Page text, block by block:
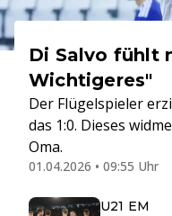
Di Salvo fühlt
Wichtigeres"
Der Flügelspieler
das 1:0. Dieses
Oma.
01.04.2026 • 09:55 Uhr
U21 EM